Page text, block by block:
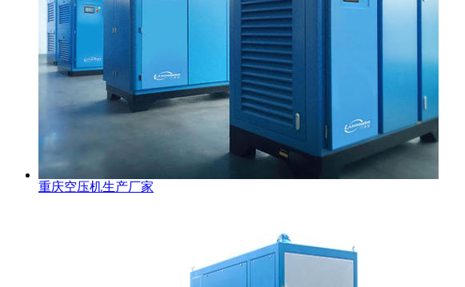
重庆空压机生产厂家